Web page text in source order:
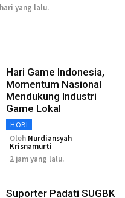
yang lalu.
Hari Game Indonesia,
Momentum Nasional
Mendukung Industri
Game Lokal
HOBI
Oleh Nurdiansyah
Krisnamurti
2 jam yang lalu.
Suporter Padati SUGBK